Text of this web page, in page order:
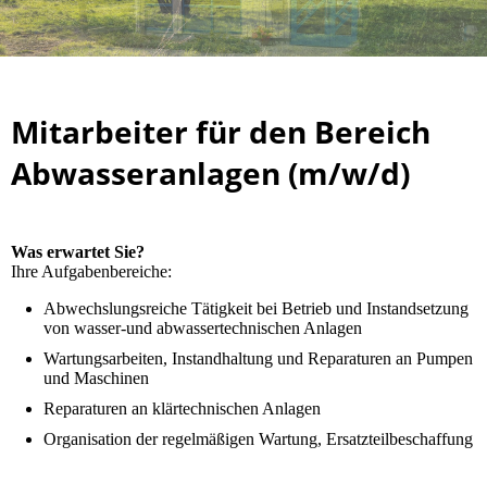
Mitarbeiter für den Bereich
Abwasseranlagen (m/w/d)
Was erwartet Sie?
Ihre Aufgabenbereiche:
Abwechslungsreiche Tätigkeit bei Betrieb und Instandsetzung
von wasser-und abwassertechnischen Anlagen
Wartungsarbeiten, Instandhaltung und Reparaturen an Pumpen
und Maschinen
Reparaturen an klärtechnischen Anlagen
Organisation der regelmäßigen Wartung, Ersatzteilbeschaffung